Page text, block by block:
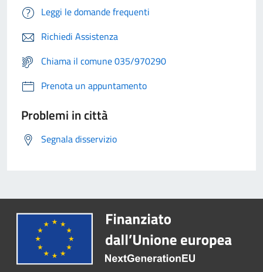
Leggi le domande frequenti
Richiedi Assistenza
Chiama il comune 035/970290
Prenota un appuntamento
Problemi in città
Segnala disservizio